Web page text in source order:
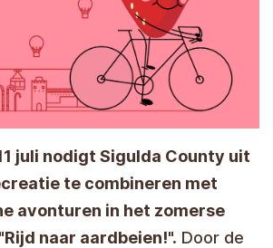
juli nodigt Sigulda County uit
te combineren met
avonturen in het zomerse
naar aardbeien!". Door de